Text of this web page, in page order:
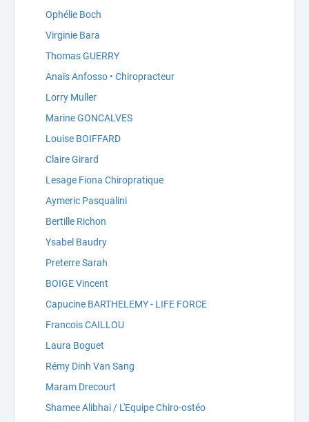
Ophélie Boch
Virginie Bara
Thomas GUERRY
Anaïs Anfosso • Chiropracteur
Lorry Muller
Marine GONCALVES
Louise BOIFFARD
Claire Girard
Lesage Fiona Chiropratique
Aymeric Pasqualini
Bertille Richon
Ysabel Baudry
Preterre Sarah
BOIGE Vincent
Capucine BARTHELEMY - LIFE FORCE
Francois CAILLOU
Laura Boguet
Rémy Dinh Van Sang
Maram Drecourt
Shamee Alibhai / L'Equipe Chiro-ostéo